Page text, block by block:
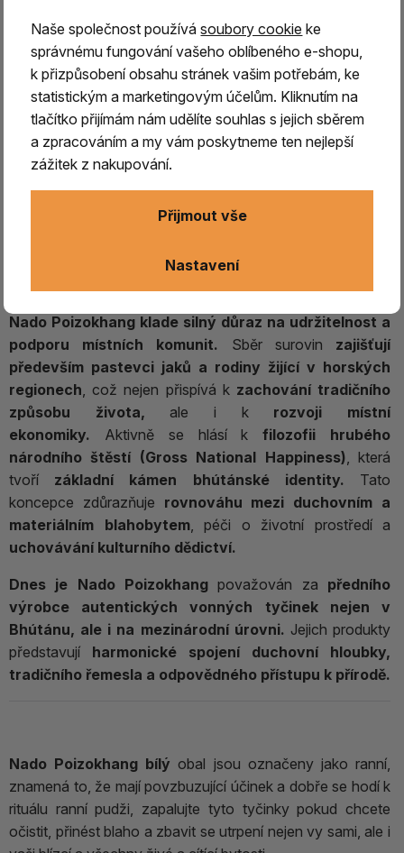
NADO POIZOKHANG,filozofie této manufaktury vychází
zhlubokého respektu k bhútánské kultuře a
buddhistickým tradicím.Tato firma se zaměřuje na
ruční výrobu vysoce kvalitních vonných tyčinek
inspirovanoustaletími ověřenými postupy,které mají
své kořeny vduchovní tradici staré přes 700 let.
výrobě používávýhradně přírodní, chemicky
neupravené suroviny, jako jsou pryskyřice, kořeny, listy,
květy, ovoce a kůra stromů, které jsou
přesahujících 4000 metrů, nic není přidáno zbytečně,
Nado Poizokhang klade silný důraz na udržitelnost a
podporu místních komunit. Sběr surovin zajišťují
především pastevci jaků a rodiny žijící v horských
regionech, což nejen přispívá k zachování tradičního
způsobu života, ale i k rozvoji místní
ekonomiky. Aktivně se hlásí kfilozofii hrubého
národního štěstí (Gross National Happiness), která
tvoří základní kámen bhútánské identity. Tato
koncepce zdůrazňuje rovnováhu mezi duchovním a
materiálním blahobytem, péči o životní prostředí a
uchovávání kulturního dědictví.
Dnes je Nado Poizokhang považován za předního
výrobce autentických vonných tyčinek nejen v
Bhútánu, ale i na mezinárodní úrovni. Jejich produkty
představují harmonické spojení duchovní hloubky,
tradičního řemesla a odpovědného přístupu k přírodě.
Nado Poizokhang bílý obal jsou označeny jako ranní,
znamená to, že mají povzbuzující účinek a dobře se hodí k
rituálu ranní pudži, zapalujte tyto tyčinky pokud chcete
očistit, přinést blaho a zbavit se utrpení nejen vy sami, ale i
Naše společnost používásoubory cookie ke
správnému fungování vašeho oblíbeného e-shopu,
k přizpůsobení obsahu stránek vašim potřebám, ke
statistickým a marketingovým účelům. Kliknutím na
tlačítko přijímám nám udělíte souhlas s jejich sběrem
a zpracováním a my vám poskytneme ten nejlepší
zážitek z nakupování.
Nastavení
Přijmout vše